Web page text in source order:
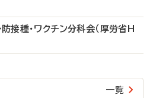
種・ワクチン分科会（厚労省H
一覧